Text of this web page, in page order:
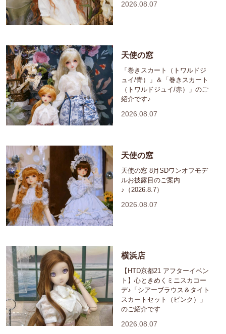
2026.08.07
天使の窓
「巻きスカート（トワルドジ
ュイ/青）」＆「巻きスカート
（トワルドジュイ/赤）」のご
紹介です♪
2026.08.07
天使の窓
天使の窓 8月SDワンオフモデ
ルお披露目のご案内
♪（2026.8.7）
2026.08.07
横浜店
【HTD京都21 アフターイベン
ト】心ときめくミニスカコー
デ♪「シアーブラウス＆タイト
スカートセット（ピンク）」
のご紹介です
2026.08.07